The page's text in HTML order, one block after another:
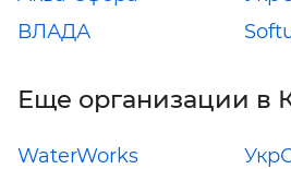
ВЛАДА
Еще организации в
WaterWorks